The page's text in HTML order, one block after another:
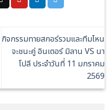
กิจกรรมทายสกอร์รวมและทีมไหน
จะชนะคู่ อินเตอร์ มิลาน VS นา
โปลี ประจำวันที่ 11 มกราคม
2569